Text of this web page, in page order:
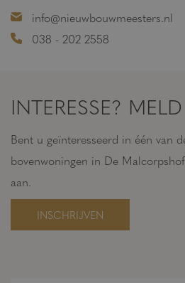
info@nieuwbouwmeesters.nl
038 - 202 2558
INTERESSE?
Bent u geïnteresseerd in één van
bovenwoningen in De
aan.